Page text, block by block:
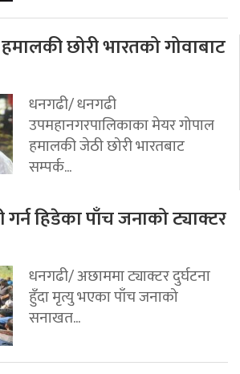
छोरी भारतको गोवाबाट
धनगढी/ धनगढी
उपमहानगरपालिकाका मेयर गोपाल
हमालकी जेठी छोरी भारतबाट
सम्पर्क...
हिडेका पाँच जनाको ट्याक्टर
धनगढी/ अछाममा ट्याक्टर दुर्घटना
हुँदा मृत्यु भएका पाँच जनाको
सनाखत...